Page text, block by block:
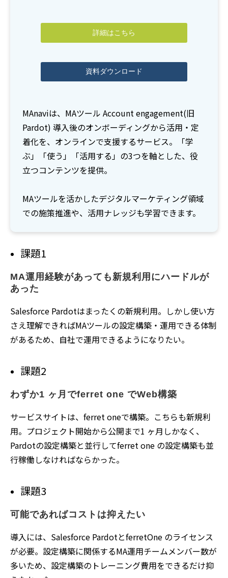
詳細はこちら
資料ダウンロード
MAnaviは、MAツール Account engagement(旧
Pardot) 導入後のオンボーディングから活用・定
着化を、オンラインで支援するサービス。「学
ぶ」「使う」「活用する」の3つを軸とした、役
立つコンテンツを提供。
MAツールを活かしたデジタルマーケティング領域
での施策推進や、活用ナレッジも学習できます。
課題1
MA運用経験があっても新規利用にハードルが
あった
Salesforce Pardotはまったくの新規利用。しかし使い方
さえ理解できればMAツールの設定構築・運用できる体制
があるため、自社で運用できるようになりたい。
課題2
わずか1 ヶ月でferret one でWeb構築
サービスサイトは、ferret oneで構築。こちらも新規利
用。プロジェクト開始から公開まで1 ヶ月しかなく、
Pardotの設定構築と並行してferret one の設定構築も並
行稼働しなければならかった。
課題3
可能であればコストは抑えたい
導入には、Salesforce PardotとferretOne のライセンス
が必要。設定構築に関係するMA運用チームメンバー数が
多いため、設定構築のトレーニング費用をできるだけ抑